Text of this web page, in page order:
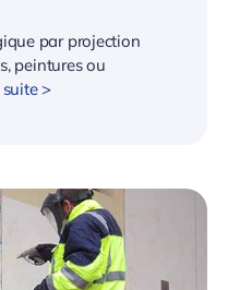
par projection
peintures ou
>